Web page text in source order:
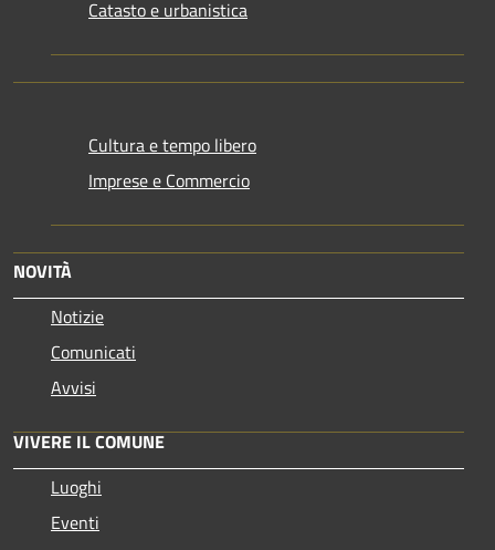
Catasto e urbanistica
Cultura e tempo libero
Imprese e Commercio
NOVITÀ
Notizie
Comunicati
Avvisi
VIVERE IL COMUNE
Luoghi
Eventi